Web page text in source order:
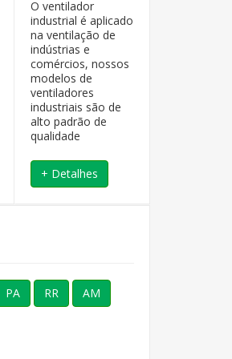
O ventilador
industrial é aplicado
na ventilação de
indústrias e
comércios, nossos
modelos de
ventiladores
industriais são de
alto padrão de
qualidade
+ Detalhes
PA RR AM